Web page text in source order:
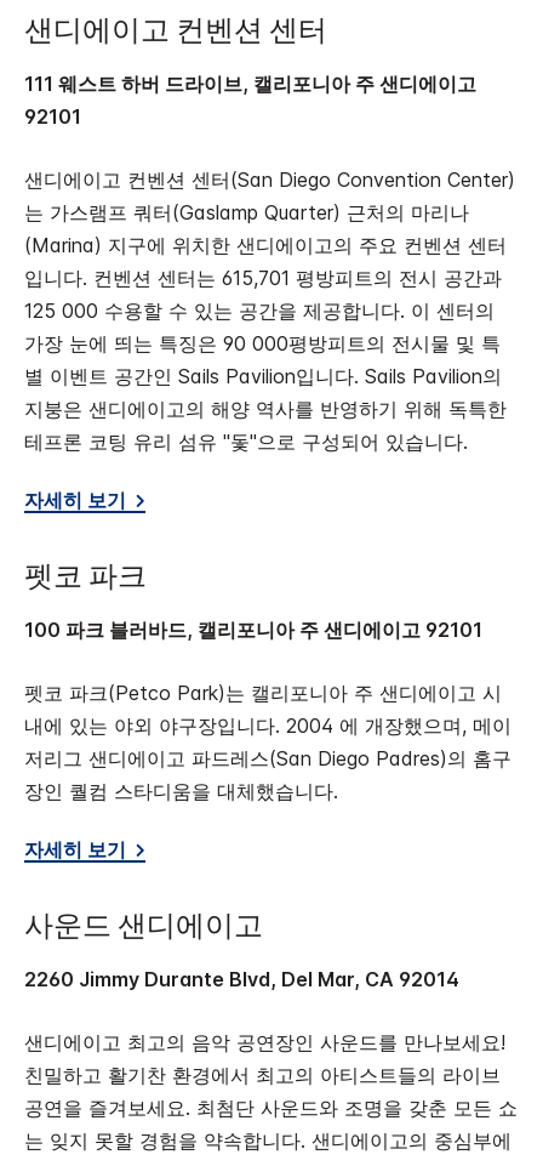
샌디에이고 컨벤션 센터
111 웨스트 하버 드라이브, 캘리포니아 주 샌디에이고
92101
샌디에이고 컨벤션 센터(San Diego Convention Center)
는 가스램프 쿼터(Gaslamp Quarter) 근처의 마리나
(Marina) 지구에 위치한 샌디에이고의 주요 컨벤션 센터
입니다. 컨벤션 센터는 615,701 평방피트의 전시 공간과
125 000 수용할 수 있는 공간을 제공합니다. 이 센터의
가장 눈에 띄는 특징은 90 000평방피트의 전시물 및 특
별 이벤트 공간인 Sails Pavilion입니다. Sails Pavilion의
지붕은 샌디에이고의 해양 역사를 반영하기 위해 독특한
테프론 코팅 유리 섬유 "돛"으로 구성되어 있습니다.
자세히 보기
펫코 파크
100 파크 블러바드, 캘리포니아 주 샌디에이고 92101
펫코 파크(Petco Park)는 캘리포니아 주 샌디에이고 시
내에 있는 야외 야구장입니다. 2004 에 개장했으며, 메이
저리그 샌디에이고 파드레스(San Diego Padres)의 홈구
장인 퀄컴 스타디움을 대체했습니다.
자세히 보기
사운드 샌디에이고
2260 Jimmy Durante Blvd, Del Mar, CA 92014
샌디에이고 최고의 음악 공연장인 사운드를 만나보세요!
친밀하고 활기찬 환경에서 최고의 아티스트들의 라이브
공연을 즐겨보세요. 최첨단 사운드와 조명을 갖춘 모든 쇼
는 잊지 못할 경험을 약속합니다. 샌디에이고의 중심부에